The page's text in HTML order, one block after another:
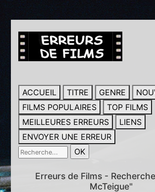
ACCUEIL TITRE GENRE
FILMS POPULAIRES
TOP FILMS
MEILLEURES ERREURS
LIENS
ENVOYER UNE ERREUR
Erreurs de Films -
McTeigue"